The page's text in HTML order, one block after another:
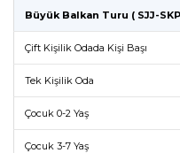
Büyük Balkan Turu ( SJJ-
Çift Kişilik Odada Kişi Başı
Tek Kişilik Oda
Çocuk 0-2 Yaş
Çocuk 3-7 Yaş